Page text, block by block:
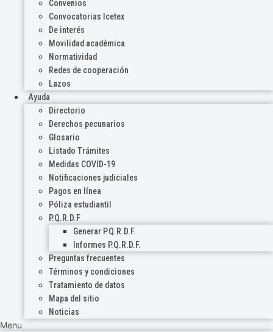
Convenios
Convocatorias Icetex
De interés
Movilidad académica
Normatividad
Redes de cooperación
Lazos
Ayuda
Directorio
Derechos pecunarios
Glosario
Listado Trámites
Medidas COVID-19
Notificaciones judiciales
Pagos en línea
Póliza estudiantil
P.Q.R.D.F
Generar P.Q.R.D.F.
Informes P.Q.R.D.F.
Preguntas frecuentes
Términos y condiciones
Tratamiento de datos
Mapa del sitio
Noticias
Menu